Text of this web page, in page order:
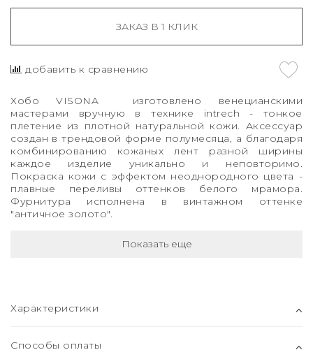
ЗАКАЗ В 1 КЛИК
добавить к сравнению
Хобо VISONA изготовлено венецианскими
мастерами вручную в технике intrech - тонкое
плетение из плотной натуральной кожи. Аксессуар
создан в трендовой форме полумесяца, а благодаря
комбинированию кожаных лент разной ширины
каждое изделие уникально и неповторимо.
Покраска кожи с эффектом неоднородного цвета -
плавные переливы оттенков белого мрамора.
Фурнитура исполнена в винтажном оттенке
"античное золото".
Показать еще
Характеристики
Способы оплаты